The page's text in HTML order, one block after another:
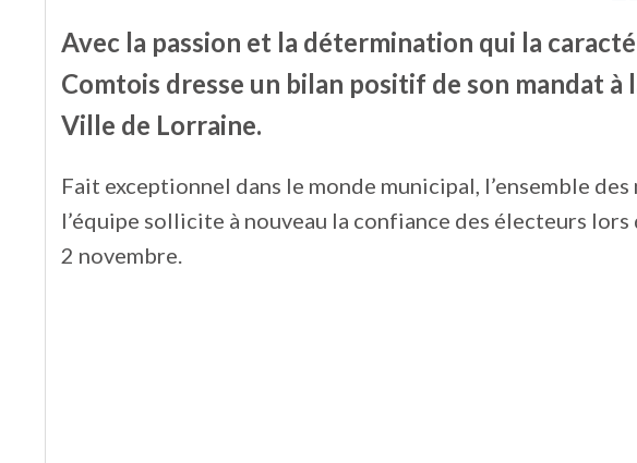
Avec la passion et la détermination qui la
Comtois dresse un bilan positif de son mandat à
Ville de Lorraine.
Fait exceptionnel dans le monde municipal, l’ensemble des
l’équipe sollicite à nouveau la confiance des électeurs lors
2 novembre.